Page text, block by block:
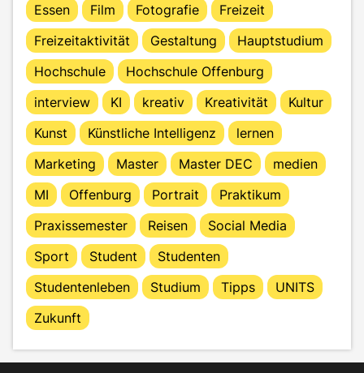
Essen
Film Fotografie
Freizeit
Freizeitaktivität
Gestaltung
Hauptstudium
Hochschule
Hochschule Offenburg
interview
KI kreativ Kreativität
Kultur
Kunst
Künstliche Intelligenz
lernen
Marketing
Master Master DEC
medien
MI
Offenburg Portrait
Praktikum
Praxissemester
Reisen
Social Media
Sport
Student
Studenten
Studentenleben
Studium Tipps
UNITS
Zukunft